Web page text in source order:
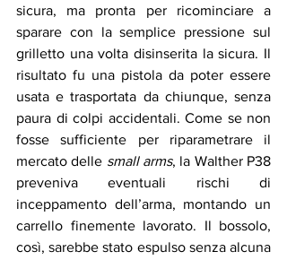
sicura, ma pronta per ricominciare a
sparare con la semplice pressione sul
grilletto una volta disinserita la sicura. Il
risultato fu una pistola da poter essere
usata e trasportata da chiunque, senza
paura di colpi accidentali. Come se non
fosse sufficiente per riparametrare il
mercato delle small arms, la Walther P38
preveniva eventuali rischi di
inceppamento dell’arma, montando un
carrello finemente lavorato. Il bossolo,
così, sarebbe stato espulso senza alcuna